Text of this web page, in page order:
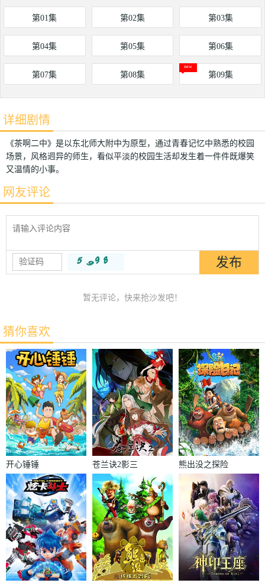
第01集 第02集 第03集
第04集 第05集 第06集
第07集 第08集 第09集
详细剧情
《茶啊二中》是以东北师大附中为原型，通过青春记忆中熟悉的校园
场景，风格迥异的师生，看似平淡的校园生活却发生着一件件既爆笑
又温情的小事。
网友评论
暂无评论，快来抢沙发吧！
猜你喜欢
开心锤锤
苍兰诀2影三
界篇
熊出没之探险
日记